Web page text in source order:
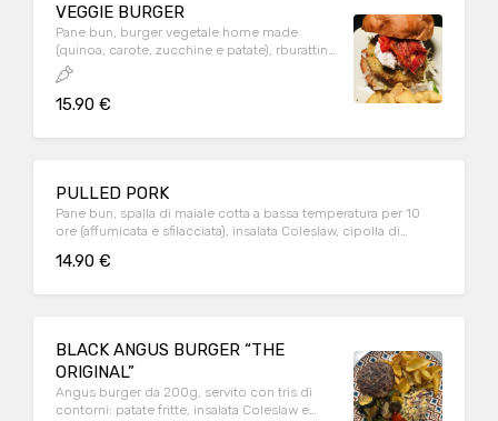
VEGGIE BURGER
Pane bun, burger vegetale home made
(quinoa, carote, zucchine e patate), rburattina
Pugliese, pomodori confit, verdure miste
spadellate.
15.90 €
PULLED PORK
Pane bun, spalla di maiale cotta a bassa temperatura per 10
ore (affumicata e sfilacciata), insalata Coleslaw, cipolla di
14.90 €
BLACK ANGUS BURGER “THE
ORIGINAL”
Angus burger da 200g, servito con tris di
contorni: patate fritte, insalata Coleslaw e